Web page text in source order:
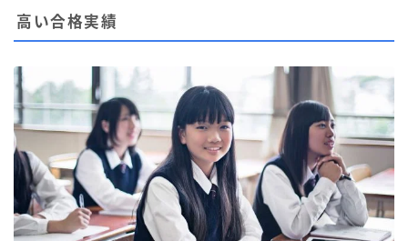
高い合格実績